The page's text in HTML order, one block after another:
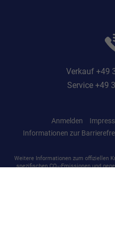
Verkauf +49
Service +49
Anmelden
Informationen zur
Weitere Informationen zum offiziellen
spezifischen CO2-Emissionen und